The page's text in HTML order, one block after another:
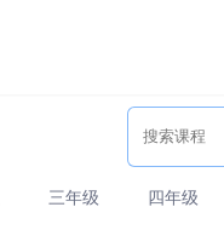
三年级 四年级